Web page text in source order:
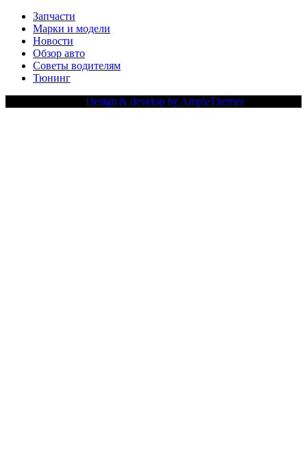
Запчасти
Марки и модели
Новости
Обзор авто
Советы водителям
Тюнинг
Design & develop by AmpleThemes